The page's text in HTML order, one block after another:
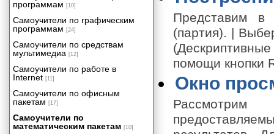
Представим в
(партия). |
помощи кнопки
Окно
Корреляции
Регрессионный анализ
Дисперсионный анализ
Дискриминантный анализ
Кластерный анализ
Анализ пригодности
Стандартные графики
программам [10]
Самоучители по графическим
программам [24]
Самоучители по средствам
мультимедиа [12]
Самоучители по работе в
Internet [11]
Самоучители по офисным
пакетам [17]
Самоучители по
математическим пакетам [10]